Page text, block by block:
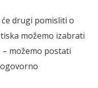
drugi pomisliti o
možemo izabrati
možemo postati